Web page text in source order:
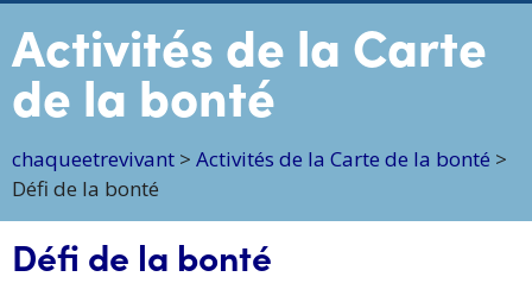
Activités de la Carte
de la bonté
chaqueetrevivant > Activités de la Carte de la bonté >
Défi de la bonté
Défi de la bonté